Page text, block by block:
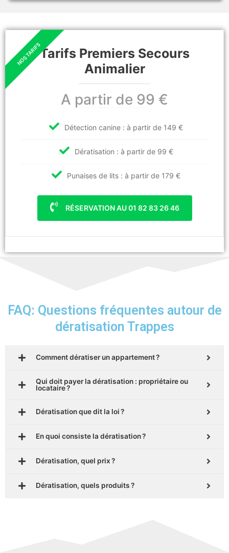
Tarifs Premiers Secours
Animalier
A partir de 99 €
Détection canine : à partir de 149 €
Dératisation : à partir de 99 €
Punaises de lits : à partir de 179 €
RÉSERVATION AU 01 82 83 26 46
FAQ: Questions fréquentes autour de
dératisation Trappes
Comment dératiser un appartement ?
Qui doit payer la dératisation : propriétaire ou
locataire ?
Dératisation que dit la loi ?
En quoi consiste la dératisation ?
Dératisation, quel prix ?
Dératisation, quels produits ?